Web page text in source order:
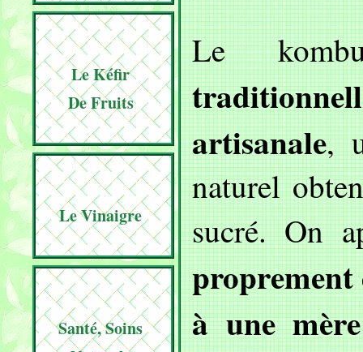
Le Kéfir
De Fruits
Le Vinaigre
Santé, Soins
Le
artisanale,
naturel
sucré. On
proprement
à une